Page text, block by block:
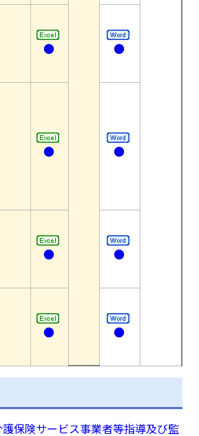
● ●
● ●
● ●
● ●
保険サービス事業者等指導及び監